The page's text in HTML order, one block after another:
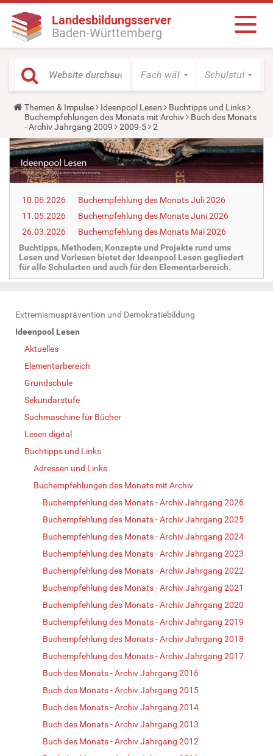
Landesbildungsserver
Baden-Württemberg
Fach wählen Schulstufe
Y
o
u
a
r
e
h
e
r
:
Themen & Impulse Ideenpool Lesen
Buchtipps und Links
Buchempfehlungen des Monats mit Archiv
Buch des Monats
- Archiv Jahrgang 2009
2009-5 2
10.06.2026
Buchempfehlung des Monats Juli 2026
11.05.2026
Buchempfehlung des Monats Juni 2026
26.03.2026
Buchempfehlung des Monats Mai 2026
Buchtipps, Methoden, Konzepte und Projekte rund ums
Lesen und Vorlesen bietet der Ideenpool Lesen gegliedert
für alle Schularten und auch für den Elementarbereich.
N
a
Extremismusprävention und Demokratiebildung
Ideenpool Lesen
Aktuelles
Elementarbereich
Grundschule
Sekundarstufe
Suchmaschine für Bücher
Lesen digital
Buchtipps und Links
Adressen und Links
Buchempfehlungen des Monats mit Archiv
Buchempfehlung des Monats - Archiv Jahrgang 2026
Buchempfehlung des Monats - Archiv Jahrgang 2025
Buchempfehlung des Monats - Archiv Jahrgang 2024
Buchempfehlung des Monats - Archiv Jahrgang 2023
Buchempfehlung des Monats - Archiv Jahrgang 2022
Buchempfehlung des Monats - Archiv Jahrgang 2021
Buchempfehlung des Monats - Archiv Jahrgang 2020
Buchempfehlung des Monats - Archiv Jahrgang 2019
Buchempfehlung des Monats - Archiv Jahrgang 2018
Buchempfehlung des Monats - Archiv Jahrgang 2017
Buch des Monats - Archiv Jahrgang 2016
Buch des Monats - Archiv Jahrgang 2015
Buch des Monats - Archiv Jahrgang 2014
Buch des Monats - Archiv Jahrgang 2013
Buch des Monats - Archiv Jahrgang 2012